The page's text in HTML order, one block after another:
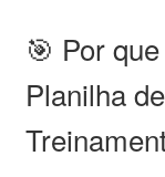
🎯 Por
Planilha